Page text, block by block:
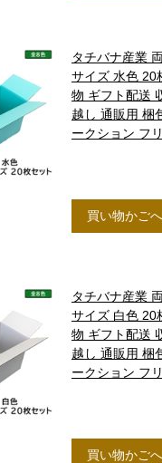
タチバナ産業
サイズ 水色 20
物 ギフト配送
越し 通販用 梱
ークション フ
買い物かご
タチバナ産業
サイズ 白色 20
物 ギフト配送
越し 通販用 梱
ークション フ
買い物かご